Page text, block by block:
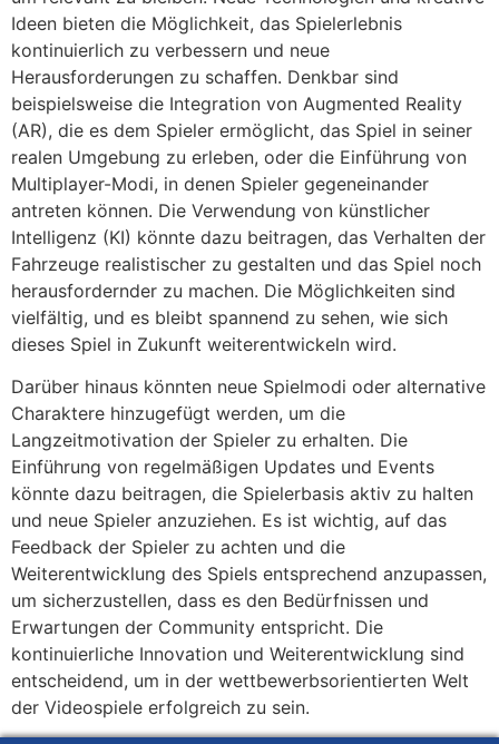
Ideen bieten die Möglichkeit, das Spielerlebnis
kontinuierlich zu verbessern und neue
Herausforderungen zu schaffen. Denkbar sind
beispielsweise die Integration von Augmented Reality
(AR), die es dem Spieler ermöglicht, das Spiel in seiner
realen Umgebung zu erleben, oder die Einführung von
Multiplayer-Modi, in denen Spieler gegeneinander
antreten können. Die Verwendung von künstlicher
Intelligenz (KI) könnte dazu beitragen, das Verhalten der
Fahrzeuge realistischer zu gestalten und das Spiel noch
herausfordernder zu machen. Die Möglichkeiten sind
vielfältig, und es bleibt spannend zu sehen, wie sich
dieses Spiel in Zukunft weiterentwickeln wird.
Darüber hinaus könnten neue Spielmodi oder alternative
Charaktere hinzugefügt werden, um die
Langzeitmotivation der Spieler zu erhalten. Die
Einführung von regelmäßigen Updates und Events
könnte dazu beitragen, die Spielerbasis aktiv zu halten
und neue Spieler anzuziehen. Es ist wichtig, auf das
Feedback der Spieler zu achten und die
Weiterentwicklung des Spiels entsprechend anzupassen,
um sicherzustellen, dass es den Bedürfnissen und
Erwartungen der Community entspricht. Die
kontinuierliche Innovation und Weiterentwicklung sind
entscheidend, um in der wettbewerbsorientierten Welt
der Videospiele erfolgreich zu sein.